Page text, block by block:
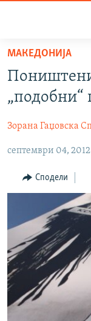
Оди
содржината
Оди
главната
Премини
ВЕСТИ
ШТО ТРЕБА ДА
ПРИЈАВИ СЕ ЗА
ПОДКАСТ
СЛЕДЕТЕ НЕ
РСЕ веб
МАКЕДОНИЈА
„подобни“
Зорана Гаџовска
септември 04, 2012
Сподели